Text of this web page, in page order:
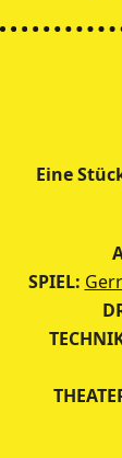
Eine
SPIEL: